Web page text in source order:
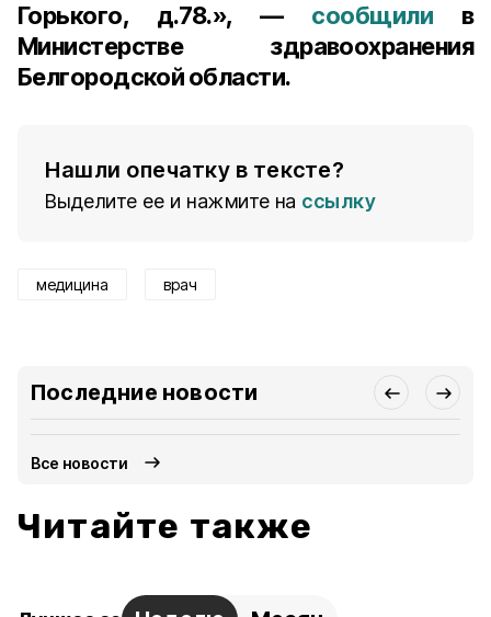
Горького, д.78.», — сообщилив
Министерстве здравоохранения
Белгородской области.
Нашли опечатку в тексте?
Выделите ее и нажмите на ссылку
медицина врач
Последние новости
Все новости
Читайте также